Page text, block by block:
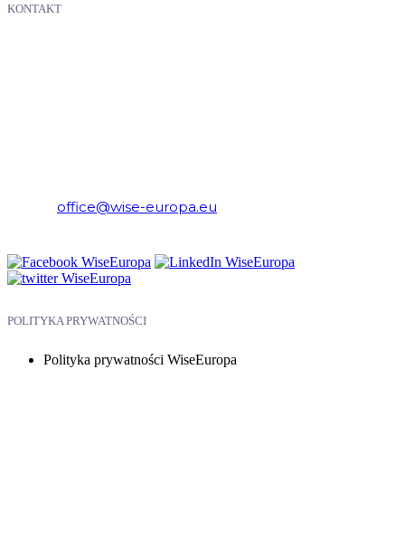
KONTAKT
office@wise-europa.eu
POLITYKA PRYWATNOŚCI
Polityka prywatności WiseEuropa